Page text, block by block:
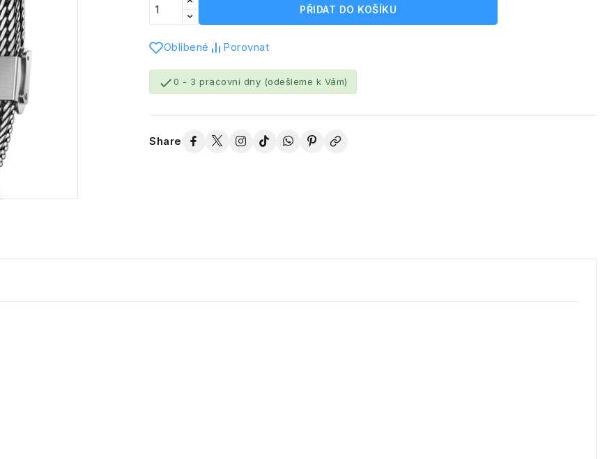
PŘIDAT DO KOŠÍKU
Oblíbené Porovnat
0 - 3 pracovní dny (odešleme k Vám)
Share